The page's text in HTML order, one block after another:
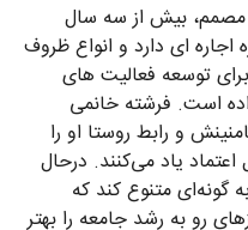
کارآفرین 39 ساله مصمم، بیش از سه سال
ای دارد و انواع ظروف
توسعه فعالیت های
است. فرشته خانمی
و رابط روستا او را
اعتماد یاد می‌کنند. درحال
متنوع کند که
رو به رشد جامعه را بهتر